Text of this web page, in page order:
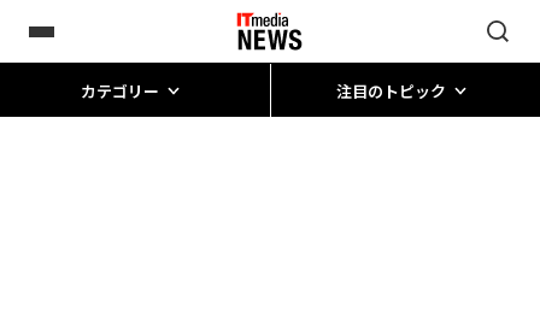
カテゴリー 注目のトピック